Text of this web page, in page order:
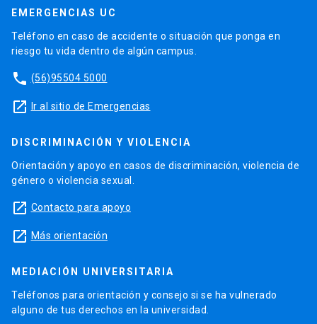
EMERGENCIAS UC
Teléfono en caso de accidente o situación que ponga en
riesgo tu vida dentro de algún campus.
phone (56)95504 5000
launch Ir al sitio de Emergencias
DISCRIMINACIÓN Y VIOLENCIA
Orientación y apoyo en casos de discriminación, violencia de
género o violencia sexual.
launch Contacto para apoyo
launch Más orientación
MEDIACIÓN UNIVERSITARIA
Teléfonos para orientación y consejo si se ha vulnerado
alguno de tus derechos en la universidad.